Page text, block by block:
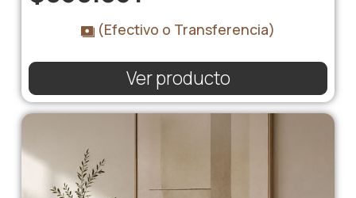
(Efectivo o Transferencia)
Ver producto